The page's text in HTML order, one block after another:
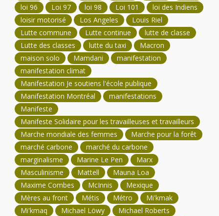
loi 96
Loi 97 loi 98 Loi 101
loi des Indiens
loisir motorisé
Los Angeles
Louis Riel
Lutte commune
Lutte continue
lutte de classe
Lutte des classes
lutte du taxi
Macron
maison solo
Mamdani
manifestation
manifestation climat
Manifestation Je soutiens l'école publique
Manifestation Montréal
manifestations
Manifeste
Manifeste Solidaire pour les travailleuses et travailleurs
Marche mondiale des femmes
Marche pour la forêt
marché carbone
marché du carbone
marginalisme
Marine Le Pen
Marx
Masculinisme
Mattell
Mauna Loa
Maxime Combes
McInnis
Mexique
Mères au front
Métis Métro
Mi'kmak
Mi'kmaq
Michael Löwy
Michael Roberts